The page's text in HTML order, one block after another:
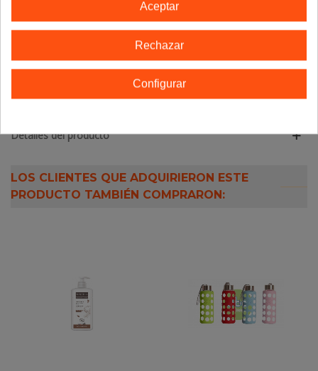
Añadir Al Carrito
Descripción
Detalles del producto
LOS CLIENTES QUE ADQUIRIERON ESTE
PRODUCTO TAMBIÉN COMPRARON:
Aceptar
Rechazar
Configurar